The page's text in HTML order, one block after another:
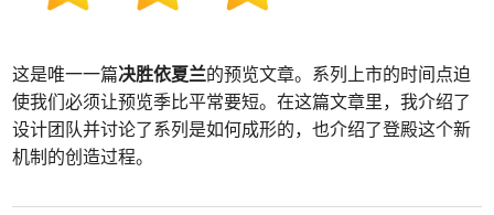
这是唯一一篇决胜依夏兰的预览文章。系列上市的时间点迫
使我们必须让预览季比平常要短。在这篇文章里，我介绍了
设计团队并讨论了系列是如何成形的，也介绍了登殿这个新
机制的创造过程。